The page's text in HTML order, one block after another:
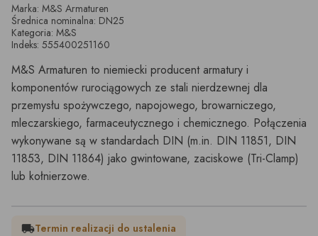
Marka: M&S Armaturen
Średnica nominalna: DN25
Kategoria: M&S
Indeks: 555400251160
M&S Armaturen to niemiecki producent armatury i
komponentów rurociągowych ze stali nierdzewnej dla
przemysłu spożywczego, napojowego, browarniczego,
mleczarskiego, farmaceutycznego i chemicznego. Połączenia
wykonywane są w standardach DIN (m.in. DIN 11851, DIN
11853, DIN 11864) jako gwintowane, zaciskowe (Tri-Clamp)
lub kołnierzowe.
local_shippingTermin realizacji do ustalenia